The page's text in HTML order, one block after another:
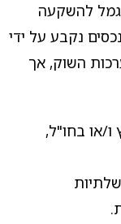
גמל להשקעה
נקבע על ידי
השוק, אך
ו/או בחו"ל,